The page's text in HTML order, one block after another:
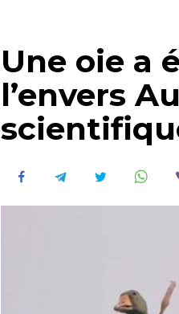
Une oie a
l’envers